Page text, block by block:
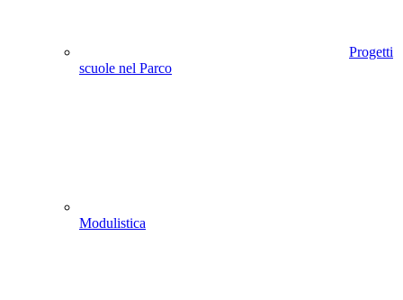
Progetti
scuole nel Parco
Modulistica